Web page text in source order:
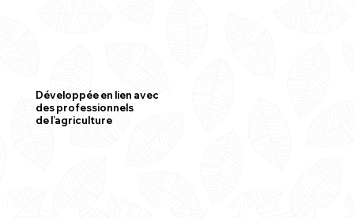
Développée en lien avec
des professionnels
de l’agriculture